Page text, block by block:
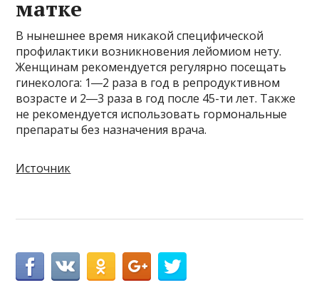
матке
В нынешнее время никакой специфической
профилактики возникновения лейомиом нету.
Женщинам рекомендуется регулярно посещать
гинеколога: 1―2 раза в год в репродуктивном
возрасте и 2―3 раза в год после 45-ти лет. Также
не рекомендуется использовать гормональные
препараты без назначения врача.
Источник